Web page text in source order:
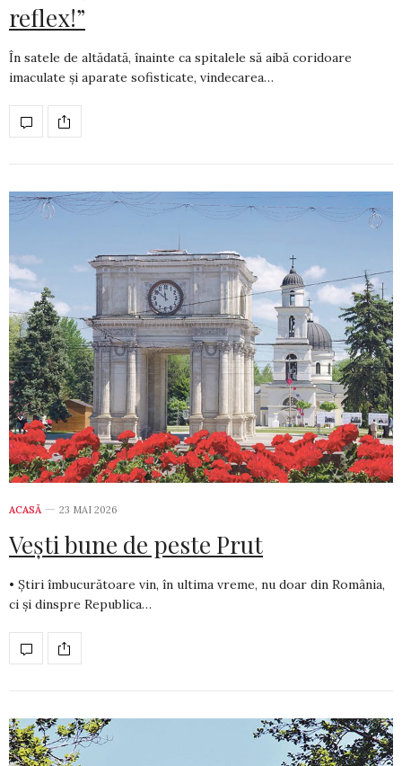
reflex!”
În satele de altădată, înainte ca spitalele să aibă coridoare
imaculate și aparate sofis­ti­cate, vindecarea…
ACASĂ 23 MAI 2026
Vești bune de peste Prut
• Știri îmbucurătoare vin, în ultima vreme, nu doar din România,
ci și dinspre Republica…